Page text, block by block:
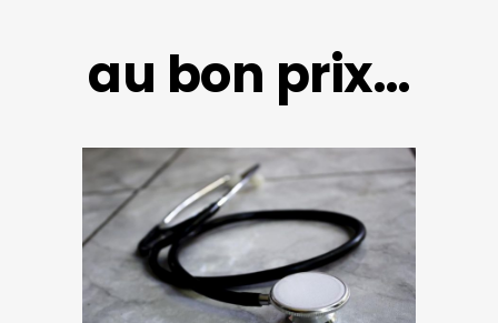
au bon prix…